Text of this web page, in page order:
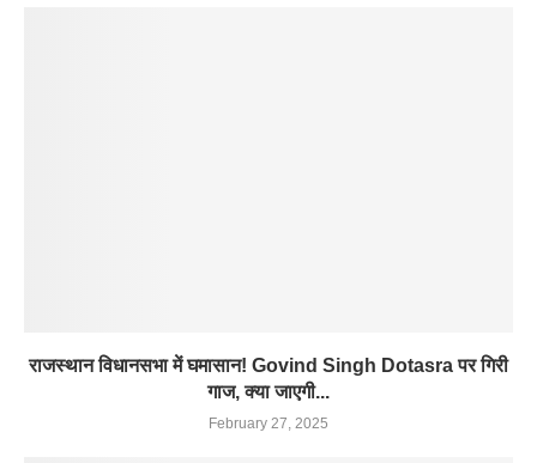
राजस्थान विधानसभा में घमासान! Govind Singh Dotasra पर गिरी
गाज, क्या जाएगी...
February 27, 2025